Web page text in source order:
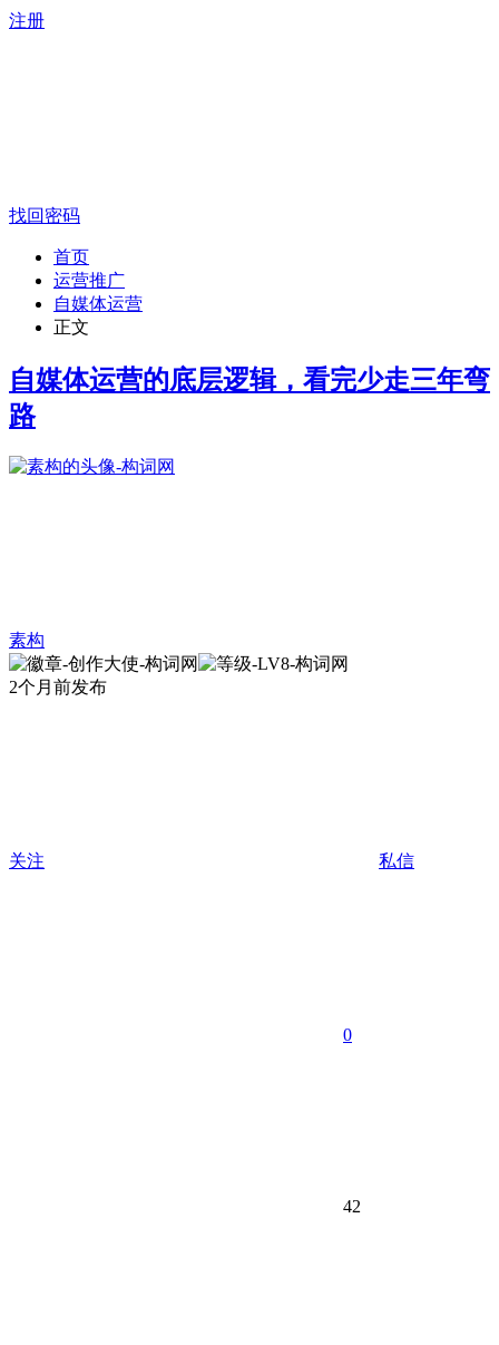
注册
找回密码
首页
运营推广
自媒体运营
正文
自媒体运营的底层逻辑，看完少走三年弯
路
素构
2个月前发布
关注 私信
0
42